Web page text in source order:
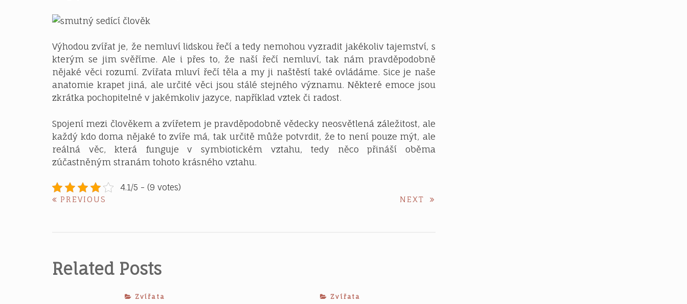
Výhodou zvířat je, že nemluví lidskou řečí a tedy nemohou vyzradit jakékoliv tajemství, s
kterým se jim svěříme. Ale i přes to, že naší řečí nemluví, tak nám pravděpodobně
nějaké věci rozumí. Zvířata mluví řečí těla a my ji naštěstí také ovládáme. Sice je naše
anatomie krapet jiná, ale určité věci jsou stálé stejného významu. Některé emoce jsou
zkrátka pochopitelné v jakémkoliv jazyce, například vztek či radost.
Spojení mezi člověkem a zvířetem je pravděpodobně vědecky neosvětlená záležitost, ale
každý kdo doma nějaké to zvíře má, tak určitě může potvrdit, že to není pouze mýt, ale
reálná věc, která funguje v symbiotickém vztahu, tedy něco přináší oběma
zúčastněným stranám tohoto krásného vztahu.
4.1/5 - (9 votes)
Navigace
PREVIOUS NEXT
NEXT
Related Posts
Zvířata Zvířata